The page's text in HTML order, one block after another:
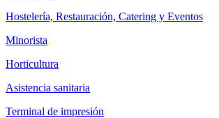
Hostelería, Restauración, Catering y Eventos
Minorista
Horticultura
Asistencia sanitaria
Terminal de impresión